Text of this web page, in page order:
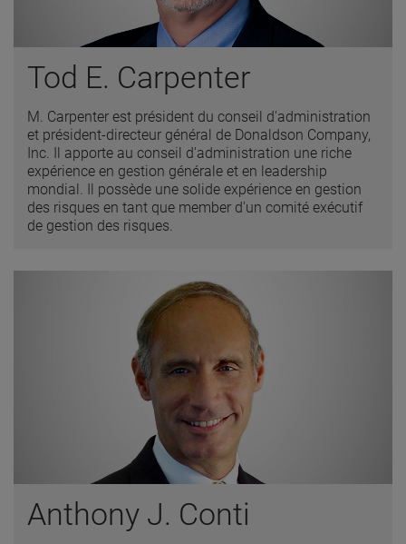
Tod E. Carpenter
M. Carpenter est président du conseil d'administration
et président-directeur général de Donaldson Company,
Inc. Il apporte au conseil d'administration une riche
expérience en gestion générale et en leadership
mondial. Il possède une solide expérience en gestion
des risques en tant que member d'un comité exécutif
de gestion des risques.
Anthony J. Conti